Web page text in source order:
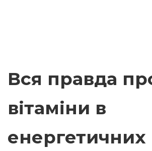
Вся правда
вітаміни в
енергетичних